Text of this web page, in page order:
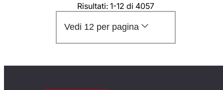
Risultati: 1-12 di 4057
Vedi 12 per pagina